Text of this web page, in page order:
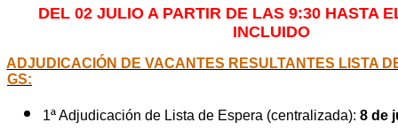
DEL 02 JULIO A PARTIR DE LAS 9:30 HASTA
INCLUIDO
ADJUDICACIÓN DE VACANTES RESULTANTES LISTA
GS:
1ª Adjudicación de Lista de Espera (centralizada): 8 de